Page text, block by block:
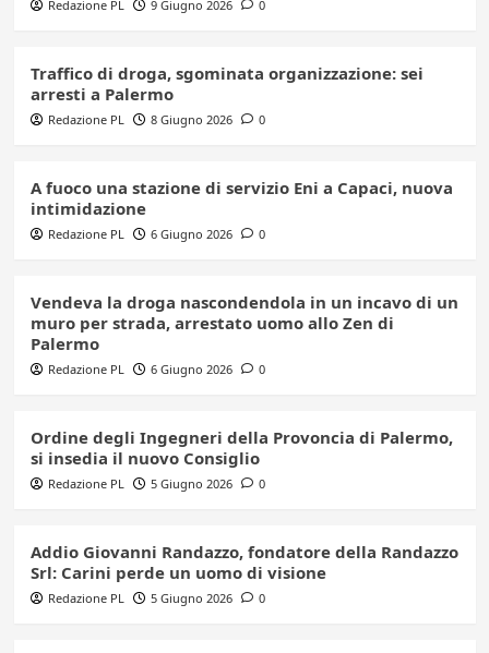
Redazione PL 9 Giugno 2026 0
Traffico di droga, sgominata organizzazione: sei
arresti a Palermo
Redazione PL 8 Giugno 2026 0
A fuoco una stazione di servizio Eni a Capaci, nuova
intimidazione
Redazione PL 6 Giugno 2026 0
Vendeva la droga nascondendola in un incavo di un
muro per strada, arrestato uomo allo Zen di
Palermo
Redazione PL 6 Giugno 2026 0
Ordine degli Ingegneri della Provoncia di Palermo,
si insedia il nuovo Consiglio
Redazione PL 5 Giugno 2026 0
Addio Giovanni Randazzo, fondatore della Randazzo
Srl: Carini perde un uomo di visione
Redazione PL 5 Giugno 2026 0